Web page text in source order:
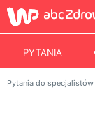
PYTANIA
Pytania do specjalistów